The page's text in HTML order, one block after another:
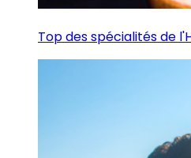
Top des spécialités de